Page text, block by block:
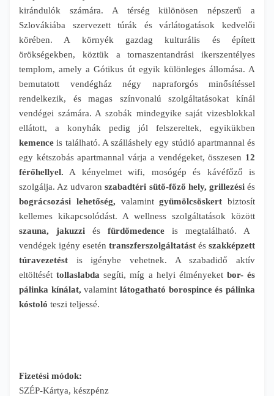
kirándulók számára. A térség különösen népszerű a
Szlovákiába szervezett túrák és várlátogatások kedvelői
körében. A környék gazdag kulturális és épített
örökségekben, köztük a tornaszentandrási ikerszentélyes
templom, amely a Gótikus út egyik különleges állomása. A
bemutatott vendégház négy napraforgós minősítéssel
rendelkezik, és magas színvonalú szolgáltatásokat kínál
vendégei számára. A szobák mindegyike saját vizesblokkal
ellátott, a konyhák pedig jól felszereltek, egyikükben
kemence is található. A szálláshely egy stúdió apartmannal és
egy kétszobás apartmannal várja a vendégeket, összesen 12
férőhellyel. A kényelmet wifi, mosógép és kávéfőző is
szolgálja. Az udvaron szabadtéri sütő-főző hely, grillezésiés
bográcsozási lehetőség, valamintgyümölcsöskert biztosít
kellemes kikapcsolódást. A wellness szolgáltatások között
szauna, jakuzzi és fürdőmedence is megtalálható. A
vendégek igény esetén transzferszolgáltatást és szakképzett
túravezetést is igénybe vehetnek. A szabadidő aktív
eltöltéséttollaslabda segíti, míg a helyi élményeket bor- és
pálinka kínálat, valamint látogatható borospince és pálinka
kóstoló teszi teljessé.
Fizetési módok:
SZÉP-Kártya, készpénz